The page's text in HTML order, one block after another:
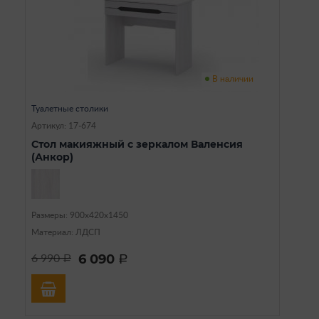
В наличии
Туалетные столики
Артикул: 17-674
Стол макияжный с зеркалом Валенсия
(Анкор)
Размеры: 900х420х1450
Материал: ЛДСП
6 990a 6 090 a